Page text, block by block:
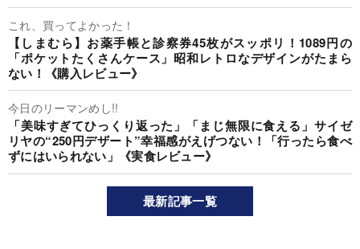
これ、買ってよかった！
【しまむら】お薬手帳と診察券45枚がスッポリ！1089円の
「ポケットたくさんケース」昭和レトロなデザインがたまら
ない！《購入レビュー》
今日のリーマンめし!!
「美味すぎてひっくり返った」「まじ無限に食える」サイゼ
リヤの“250円デザート”幸福感がえげつない！「行ったら食べ
ずにはいられない」《実食レビュー》
最新記事一覧